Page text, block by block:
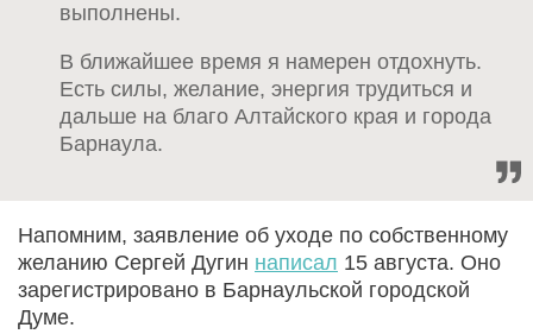
выполнены.
В ближайшее время я намерен отдохнуть.
Есть силы, желание, энергия трудиться и
дальше на благо Алтайского края и города
Барнаула.
Напомним, заявление об уходе по собственному
желанию Сергей Дугин написал 15 августа. Оно
зарегистрировано в Барнаульской городской
Думе.